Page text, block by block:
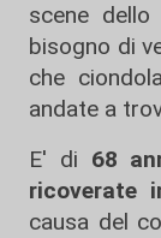
scene
bisogno di
che
andate a
E' di 68
ricoverate
causa del